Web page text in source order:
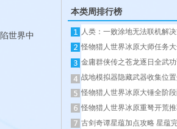
世界中
本类周排行榜
人类：一败涂地无法联机解
怪物猎人世界冰原大师任务
金庸群侠传之苍龙逐日全武
战地模拟器隐藏武器收集位
怪物猎人世界冰原大锤全阶
怪物猎人世界冰原重弩开荒
古剑奇谭星蕴加点攻略 星蕴